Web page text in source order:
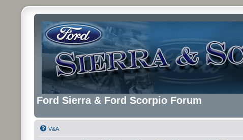
Ford Sierra & Ford Scorpio Forum
V&A